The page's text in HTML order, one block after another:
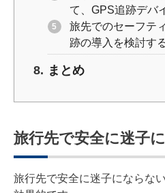
て、GPS追跡デバ
旅先でのセーフテ
跡の導入を検討す
まとめ
旅行先で安全に迷子
旅行先で安全に迷子にならな